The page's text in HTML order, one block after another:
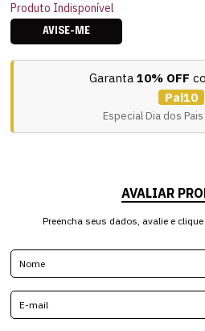
Produto Indisponível
AVISE-ME
Garanta 10% OFF
Pai10
Especial Dia dos
AVALIAR
Preencha seus dados, avalie e